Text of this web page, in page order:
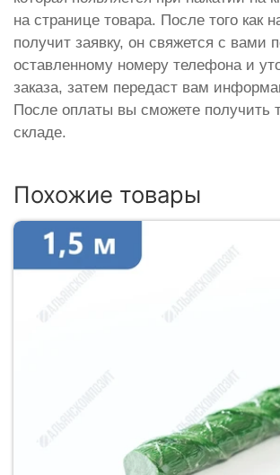
на странице товара. После того как
получит заявку, он свяжется с вами
оставленному номеру телефона и
заказа, затем передаст вам
После оплаты вы сможете получить
складе.
Похожие товары